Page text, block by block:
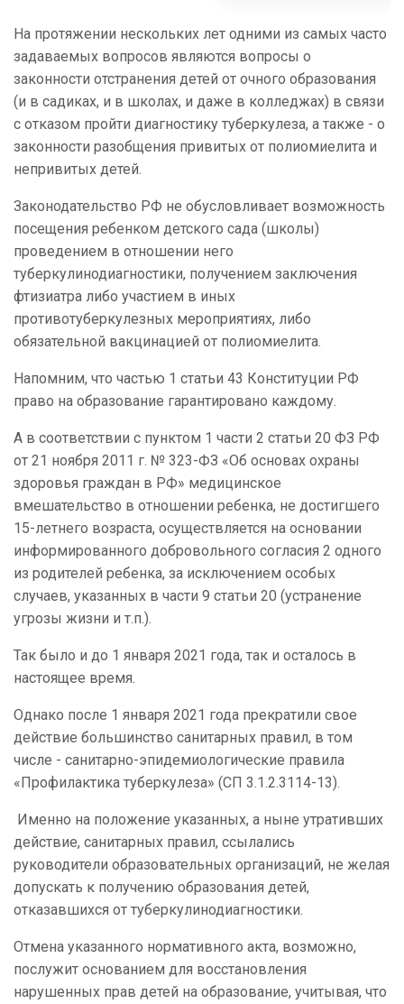
На протяжении нескольких лет одними из самых часто
задаваемых вопросов являются вопросы о
законности отстранения детей от очного образования
(и в садиках, и в школах, и даже в колледжах) в связи
с отказом пройти диагностику туберкулеза, а также - о
законности разобщения привитых от полиомиелита и
непривитых детей.
Законодательство РФ не обусловливает возможность
посещения ребенком детского сада (школы)
проведением в отношении него
туберкулинодиагностики, получением заключения
фтизиатра либо участием в иных
противотуберкулезных мероприятиях, либо
обязательной вакцинацией от полиомиелита.
Напомним, что частью 1 статьи 43 Конституции РФ
право на образование гарантировано каждому.
А в соответствии с пунктом 1 части 2 статьи 20 ФЗ РФ
от 21 ноября 2011 г. № 323-ФЗ «Об основах охраны
здоровья граждан в РФ» медицинское
вмешательство в отношении ребенка, не достигшего
15-летнего возраста, осуществляется на основании
информированного добровольного согласия 2 одного
из родителей ребенка, за исключением особых
случаев, указанных в части 9 статьи 20 (устранение
угрозы жизни и т.п.).
Так было и до 1 января 2021 года, так и осталось в
настоящее время.
Однако после 1 января 2021 года прекратили свое
действие большинство санитарных правил, в том
числе - санитарно-эпидемиологические правила
«Профилактика туберкулеза» (СП 3.1.2.3114-13).
Именно на положение указанных, а ныне утративших
действие, санитарных правил, ссылались
руководители образовательных организаций, не желая
допускать к получению образования детей,
отказавшихся от туберкулинодиагностики.
Отмена указанного нормативного акта, возможно,
послужит основанием для восстановления
нарушенных прав детей на образование, учитывая, что